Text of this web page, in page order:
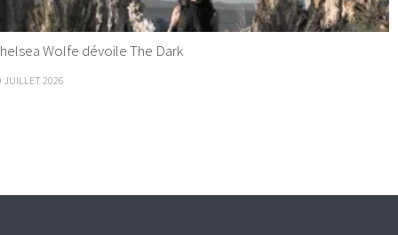
Wolfe dévoile The Dark
JUILLET 2026